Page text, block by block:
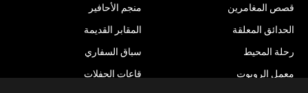
منجم الأحافير
المقابر القديمة
سباق السفاري
قاعات الحفلات
قصص المغامرين
الحدائق المعلقة
رحلة المحيط
معمل الروبوت
Checkout